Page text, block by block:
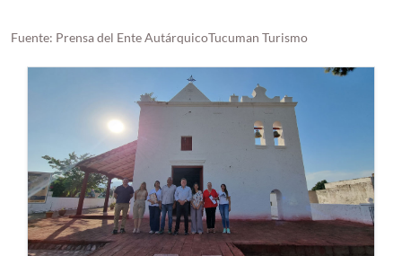
Fuente: Prensa del Ente AutárquicoTucuman Turismo